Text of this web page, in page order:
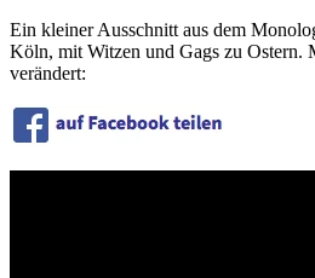
Ein kleiner Ausschnitt aus dem
Köln, mit Witzen und Gags zu Ostern.
verändert: